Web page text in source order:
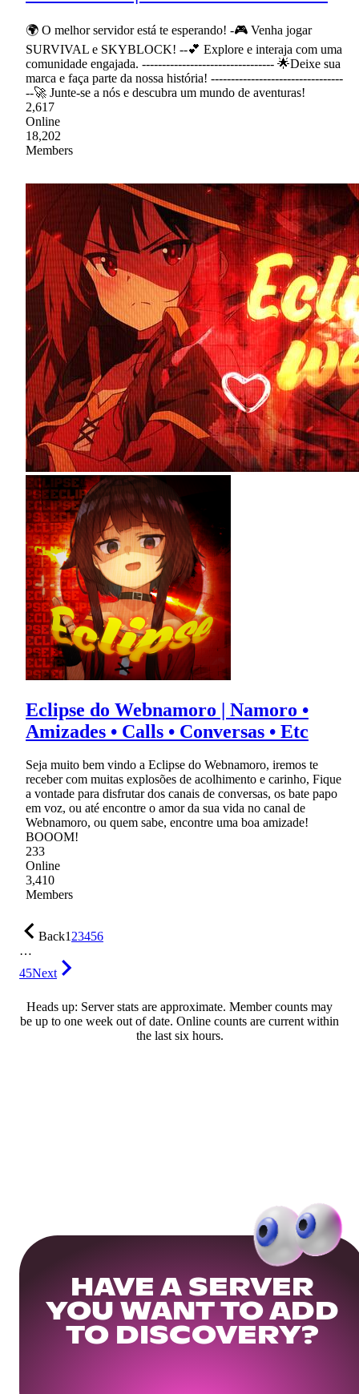
🌍 O melhor servidor está te esperando! -🎮 Venha jogar
SURVIVAL e SKYBLOCK! --💕 Explore e interaja com uma
comunidade engajada. --------------------------------- 🌟Deixe sua
marca e faça parte da nossa história! ---------------------------------
--🚀 Junte-se a nós e descubra um mundo de aventuras!
2,617
Online
18,202
Members
Eclipse do Webnamoro | Namoro •
Amizades • Calls • Conversas • Etc
Seja muito bem vindo a Eclipse do Webnamoro, iremos te
receber com muitas explosões de acolhimento e carinho, Fique
a vontade para disfrutar dos canais de conversas, os bate papo
em voz, ou até encontre o amor da sua vida no canal de
Webnamoro, ou quem sabe, encontre uma boa amizade!
BOOOM!
233
Online
3,410
Members
Back123456
…
45Next
Heads up: Server stats are approximate. Member counts may
be up to one week out of date. Online counts are current within
the last six hours.
HAVE A SERVER
YOU WANT TO ADD
TO DISCOVERY?